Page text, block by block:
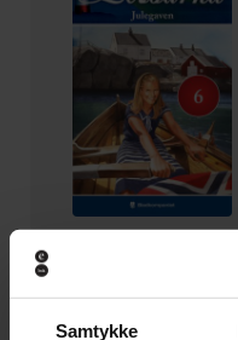
SamtykkeJulegaven